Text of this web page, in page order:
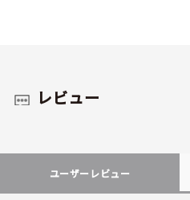
レビュー
ユーザーレビュー